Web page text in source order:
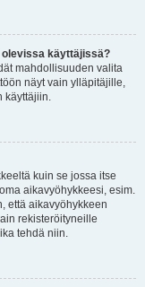
käyttäjissä?
mahdollisuuden valita
näyt vain ylläpitäjille,
käyttäjiin.
kuin se jossa itse
aikavyöhykkeesi, esim.
että aikavyöhykkeen
rekisteröityneille
tehdä niin.